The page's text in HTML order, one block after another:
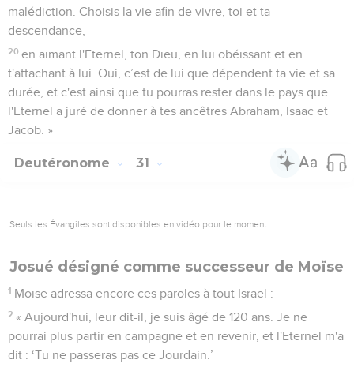
malédiction. Choisis la vie afin de vivre, toi et ta
descendance,
20 en aimant l'Eternel, ton Dieu, en lui obéissant et en
t'attachant à lui. Oui, c’est de lui que dépendent ta vie et sa
durée, et c'est ainsi que tu pourras rester dans le pays que
l'Eternel a juré de donner à tes ancêtres Abraham, Isaac et
Jacob. »
Deutéronome 31
Seuls les Évangiles sont disponibles en vidéo pour le moment.
Josué désigné comme successeur de Moïse
1 Moïse adressa encore ces paroles à tout Israël :
2 « Aujourd'hui, leur dit-il, je suis âgé de 120 ans. Je ne
pourrai plus partir en campagne et en revenir, et l'Eternel m'a
dit : ‘Tu ne passeras pas ce Jourdain.’